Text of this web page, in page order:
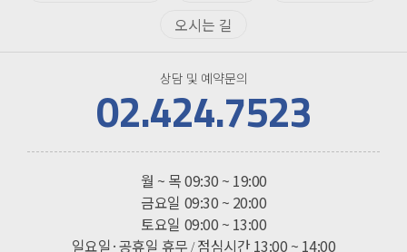
오시는 길
상담 및 예약문의
02.424.7523
진료시간
월 ~ 목09:30 ~ 19:00
금요일 09:30 ~ 20:00
토요일 09:00 ~ 13:00
일요일·공휴일 휴무 /점심시간 13:00 ~ 14:00